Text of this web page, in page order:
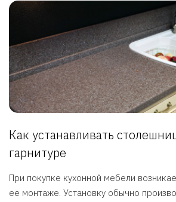
Как устанавливать
гарнитуре
При покупке кухонной мебели
ее монтаже. Установку обычно